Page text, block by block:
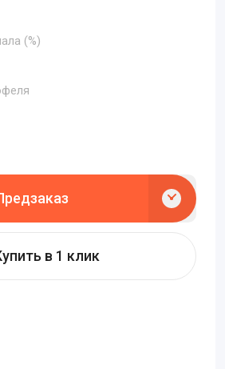
(%)
в 1 клик